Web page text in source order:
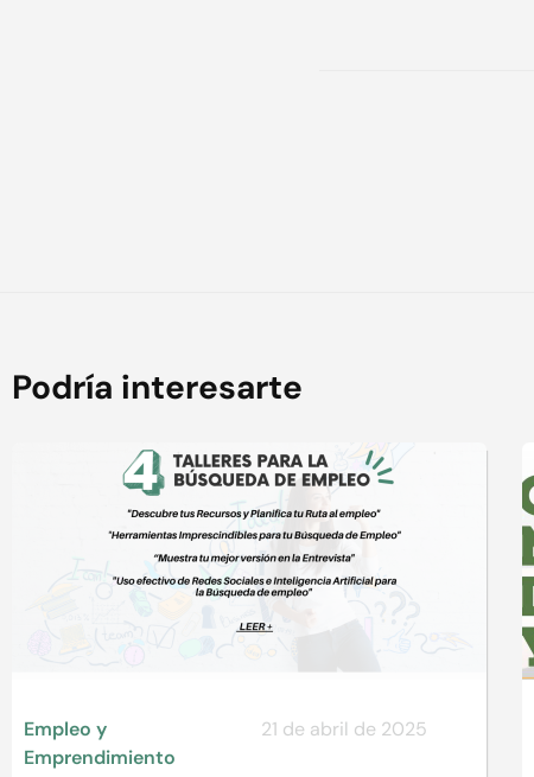
Podría interesarte
Empleo y
Emprendimiento
21 de abril de 2025